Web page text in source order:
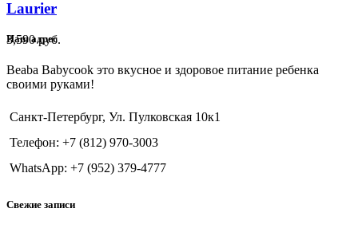
Laurier
3,590руб.
Наш адрес
Beaba Babycook это вкусное и здоровое питание ребенка
своими руками!
Санкт-Петербург, Ул. Пулковская 10к1
Телефон: +7 (812) 970-3003
WhatsApp: +7 (952) 379-4777
Свежие записи